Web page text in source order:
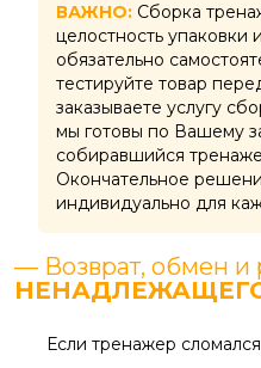
ВАЖНО: Сборка
целостность упаковки
обязательно
тестируйте товар
заказываете услугу
мы готовы по Вашему
собиравшийся
Окончательное
индивидуально для
— Возврат, обмен и
Если тренажер